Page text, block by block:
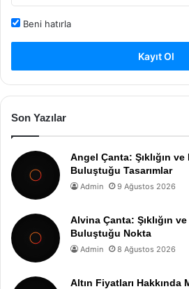
Beni hatırla
Kayıt Ol
Son Yazılar
Angel Çanta: Şıklığın
Buluştuğu Tasarımlar
Admin 9 Ağustos 2026
Alvina Çanta: Şıklığın
Buluştuğu Nokta
Admin 8 Ağustos 2026
Altın Fiyatları Hakkında